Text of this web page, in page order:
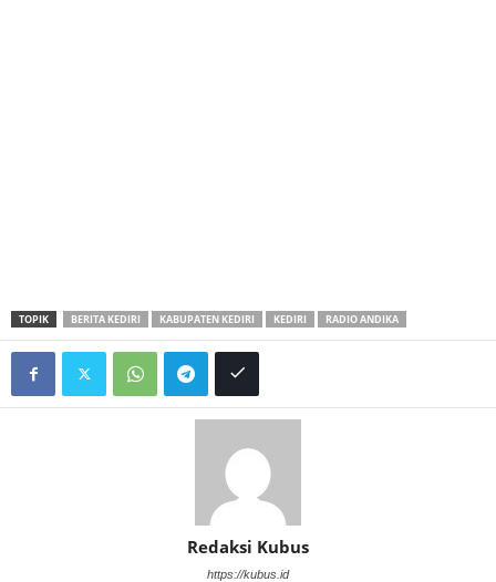
TOPIK BERITA KEDIRI KABUPATEN KEDIRI KEDIRI RADIO ANDIKA
Redaksi Kubus
https://kubus.id